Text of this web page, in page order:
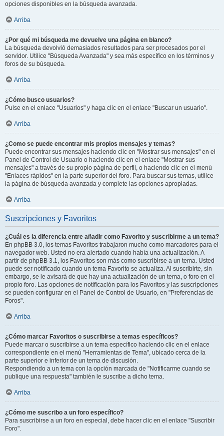
opciones disponibles en la búsqueda avanzada.
Arriba
¿Por qué mi búsqueda me devuelve una página en blanco?
La búsqueda devolvió demasiados resultados para ser procesados por el
servidor. Utilice "Búsqueda Avanzada" y sea más específico en los términos y
foros de su búsqueda.
Arriba
¿Cómo busco usuarios?
Pulse en el enlace "Usuarios" y haga clic en el enlace "Buscar un usuario".
Arriba
¿Como se puede encontrar mis propios mensajes y temas?
Puede encontrar sus mensajes haciendo clic en "Mostrar sus mensajes" en el
Panel de Control de Usuario o haciendo clic en el enlace "Mostrar sus
mensajes" a través de su propio página de perfil, o haciendo clic en el menú
"Enlaces rápidos" en la parte superior del foro. Para buscar sus temas, utilice
la página de búsqueda avanzada y complete las opciones apropiadas.
Arriba
Suscripciones y Favoritos
¿Cuál es la diferencia entre añadir como Favorito y suscribirme a un tema?
En phpBB 3.0, los temas Favoritos trabajaron mucho como marcadores para el
navegador web. Usted no era alertado cuando había una actualización. A
partir de phpBB 3.1, los Favoritos son más como suscribirse a un tema. Usted
puede ser notificado cuando un tema Favorito se actualiza. Al suscribirte, sin
embargo, se le avisará de que hay una actualización de un tema, o foro en el
propio foro. Las opciones de notificación para los Favoritos y las suscripciones
se pueden configurar en el Panel de Control de Usuario, en "Preferencias de
Foros".
Arriba
¿Cómo marcar Favoritos o suscribirse a temas específicos?
Puede marcar o suscribirse a un tema específico haciendo clic en el enlace
correspondiente en el menú "Herramientas de Tema", ubicado cerca de la
parte superior e inferior de un tema de discusión.
Respondiendo a un tema con la opción marcada de "Notificarme cuando se
publique una respuesta" también le suscribe a dicho tema.
Arriba
¿Cómo me suscribo a un foro específico?
Para suscribirse a un foro en especial, debe hacer clic en el enlace "Suscribir
Foro".